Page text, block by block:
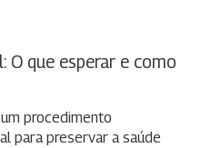
O que esperar e como
procedimento
para preservar a saúde